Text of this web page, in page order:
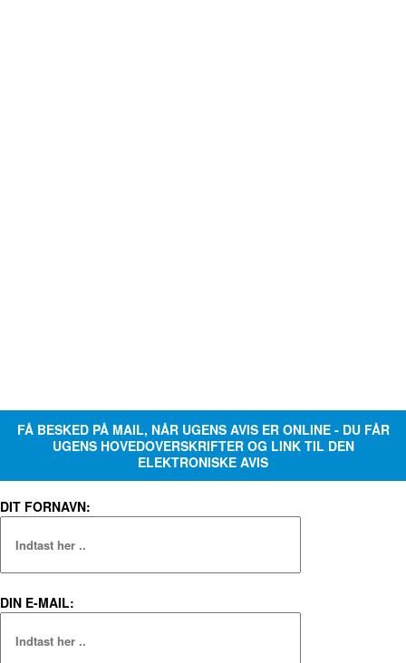
FÅ BESKED PÅ MAIL, NÅR UGENS AVIS ER ONLINE - DU FÅR
UGENS HOVEDOVERSKRIFTER OG LINK TIL DEN
ELEKTRONISKE AVIS
DIT FORNAVN:
DIN E-MAIL: